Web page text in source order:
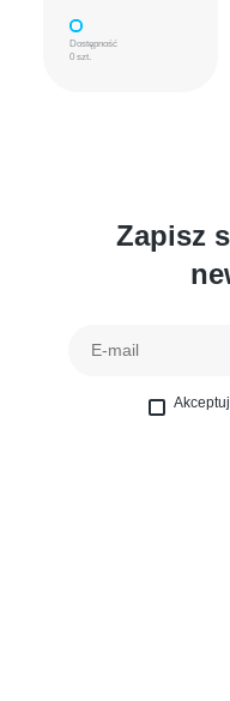
Dostępność
0 szt.
Zapisz